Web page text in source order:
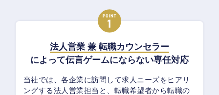
法人営業 兼 転職カウンセラー
によって伝言ゲームにならない専任対応
当社では、各企業に訪問して求人ニーズをヒアリ
ングする法人営業担当と、転職希望者から転職の